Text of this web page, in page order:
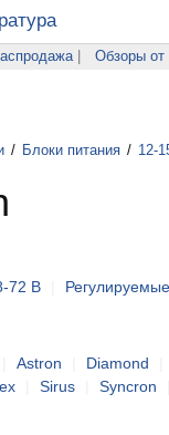
| Обзоры от
/ Блоки питания / 12-
72 В Регулируемые
Astron Diamond
Sirus Syncron